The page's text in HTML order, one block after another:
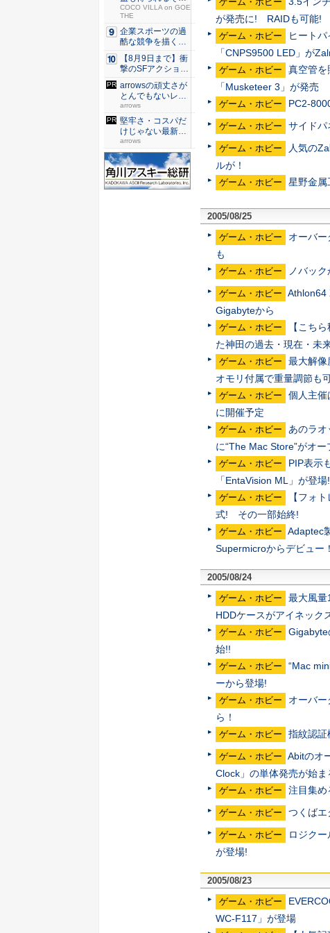
が発売に! RAIDも可能!
ゲーム・ホビー
ヒート
「CNPS9500 LED」が
ゲーム・ホビー
真空管
「Musketeer 3」が発売
ゲーム・ホビー PC2-
ゲーム・ホビー サイド
ゲーム・ホビー
人気の
ルが！
ゲーム・ホビー 星野金属
2005/08/25
ゲーム・ホビー
オーバー
も
ゲーム・ホビー ノバッ
ゲーム・ホビー Athlon64
Gigabyteから
ゲーム・ホビー
【こち
た神田の過去・現在・未来
ゲーム・ホビー
最大解
オモリ付属で重量調節も
ゲーム・ホビー
個人主催
に開催予定
ゲーム・ホビー
あのラ
に“The Mac Store”がオー
ゲーム・ホビー
PIP表示
「EntaVision ML」が登場!
ゲーム・ホビー
【フォ
式! その一部始終!
ゲーム・ホビー Adaptec
Supermicroからデビュー！
2005/08/24
ゲーム・ホビー
最大風
HDDケースがアイネック
ゲーム・ホビー
Gigabyte
始!!
ゲーム・ホビー
“Mac
ーから登場!
ゲーム・ホビー
オーバ
ら！
ゲーム・ホビー 指紋認証
ゲーム・ホビー Abitのオ
Clock」の単体発売が始ま
ゲーム・ホビー 注目集め
ゲーム・ホビー つくば
ゲーム・ホビー
ロジク
が登場!
2005/08/23
ゲーム・ホビー
WC-F117」が登場
仕組みと...
COCO VILLA on GOE
THE
企業スポーツの過
酷な競争を描く『J
JM ...
【8月9日まで】衝
撃のSFアクション
『G...
arrowsの頑丈さが
とんでもないレベ
ル...
arrows
堅牢さ・コスパだ
けじゃない最新
「arro...
arrows